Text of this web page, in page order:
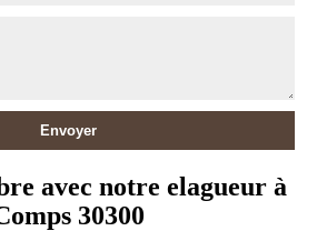
avec notre elagueur à
30300